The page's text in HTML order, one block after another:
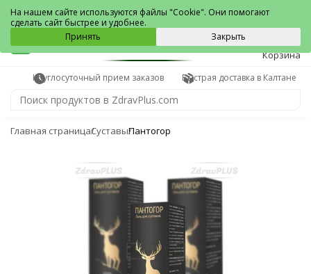
Калтан
0
Корзина
Круглосуточный прием заказов Быстрая доставка в Калтане
Главная страницаСуставыПантогор
На нашем сайте используются файлы "Cookie". Они помогают
сделать сайт быстрее и удобнее.
Принять
Закрыть